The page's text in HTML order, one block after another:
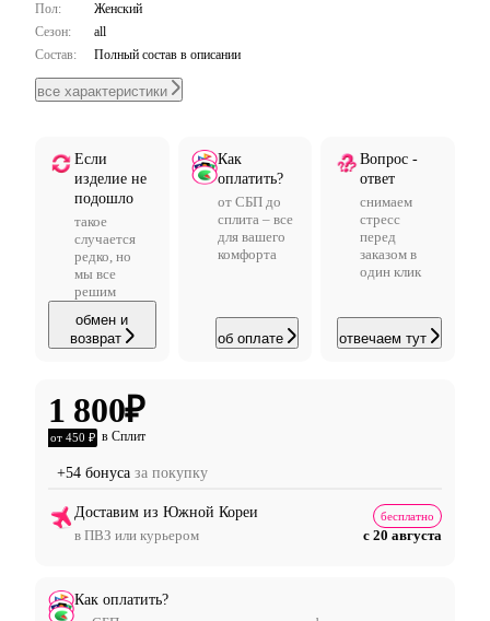
Пол:
Женский
Сезон:
all
Состав:
Полный состав в описании
все характеристики
Если
изделие не
подошло
такое
случается
редко, но
мы все
решим
обмен и
возврат
Как
оплатить?
от СБП до
сплита – все
для вашего
комфорта
об оплате
Вопрос -
ответ
снимаем
стресс
перед
заказом в
один клик
отвечаем тут
1 800₽
от 450 ₽ в Сплит
+54 бонуса за покупку
Доставим из Южной Кореи
в ПВЗ или курьером
бесплатно
с 20 августа
Как оплатить?